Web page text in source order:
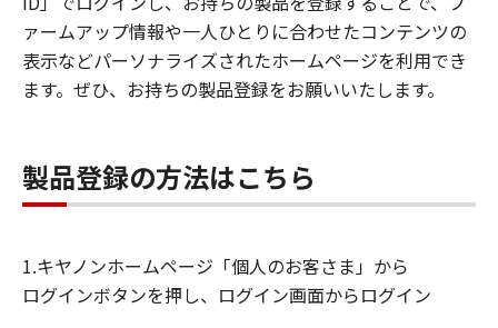
ァームアップ情報や一人ひとりに合わせたコンテンツの
表示などパーソナライズされたホームページを利用でき
ます。ぜひ、お持ちの製品登録をお願いいたします。
製品登録の方法はこちら
1.キヤノンホームページ「個人のお客さま」から
ログインボタンを押し、ログイン画面からログイン